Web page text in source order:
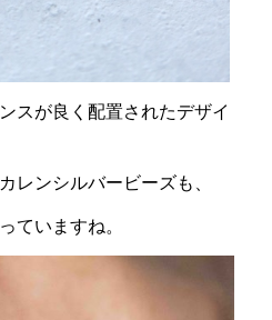
スが良く配置されたデザイ
レンシルバービーズも、
ていますね。